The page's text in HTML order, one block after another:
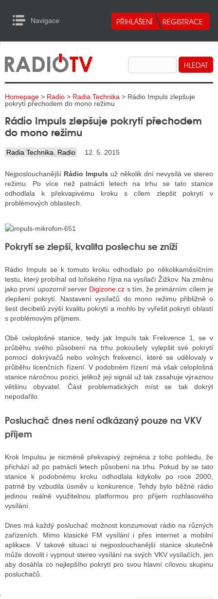
Navigace
RADIA
TELEVIZE
INTERNET
TISK
RADIA
RÁDIÍ
RÁDIÍ
TELEVIZE
TELEVIZÍ
VYSÍLAČE
INTERNET
RÁDIA
STRÁNKY RÁDIÍ
STRÁNKY TV
TISK
STÁT BLOGEREM
BLOGERA
DISKUTÉRA NA RADIOTV
to Content
Homepage > Radio > Radia Technika > Rádio Impuls zlepšuje
pokrytí přechodem do mono režimu
Rádio Impuls zlepšuje pokrytí přechodem
do mono režimu
Radia Technika Radio 12. 5. 2015
Nejposlouchanější Rádio Impuls už několik dní nevysílá ve stereo
režimu. Po více než patnácti letech na trhu se tato stanice
odhodlala k překvapivému kroku s cílem zlepšit pokrytí v
problémových oblastech.
Pokrytí se zlepší, kvalita poslechu se zníží
Rádio Impuls se k tomuto kroku odhodlalo po několikaměsíčním
testu, který probíhal od loňského října na vysílači Žižkov. Na změnu
jako první upozornil server Digizone.cz s tím, že primárním cílem je
zlepšení pokrytí. Nastavení vysílačů do mono režimu přibližně o
šest decibelů zvýší kvalitu pokrytí a mohlo by vyřešit pokrytí oblastí
s problémovým příjmem.
Obě celoplošné stanice, tedy jak Impuls tak Frekvence 1, se v
průběhu svého působení na trhu pokoušely vylepšit své pokrytí
pomocí dokrývačů nebo volných frekvencí, které se udělovaly v
průběhu licenčních řízení. V podobném řízení má však celoplošná
stanice náročnou pozici, jelikož její signál už tak zasahuje výraznou
většinu obyvatel. Část problematických míst se tak dokrýt
nepodařilo.
Posluchač dnes není odkázaný pouze na VKV
příjem
Krok Impulsu je nicméně překvapivý zejména z toho pohledu, že
přichází až po patnácti letech působení na trhu. Pokud by se tato
stanice k podobnému kroku odhodlala kdykoliv po roce 2000,
patrně by vzbudila úsměv u konkurence. Tehdy bylo běžné rádio
jedinou reálně využitelnou platformou pro příjem rozhlasového
vysílání.
Dnes má každý posluchač možnost konzumovat rádio na různých
zařízeních. Mimo klasické FM vysílání i přes internet a mobilní
aplikace. V takové situaci si nejposlouchanější stanice skutečně
může dovolit i vypnout stereo vysílání na svých VKV vysílačích, jen
aby dosáhla co nejlepšího pokrytí pro svou hlavní cílovou skupinu
posluchačů.